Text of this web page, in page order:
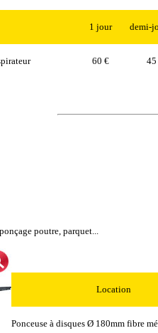
1 jour demi-
60 € 45
poutre, parquet...
Location
Ponceuse à disques Ø 180mm fibre